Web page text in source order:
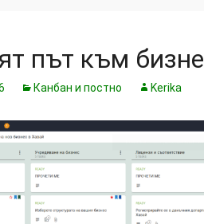
път към
Канбан и постно Kerika